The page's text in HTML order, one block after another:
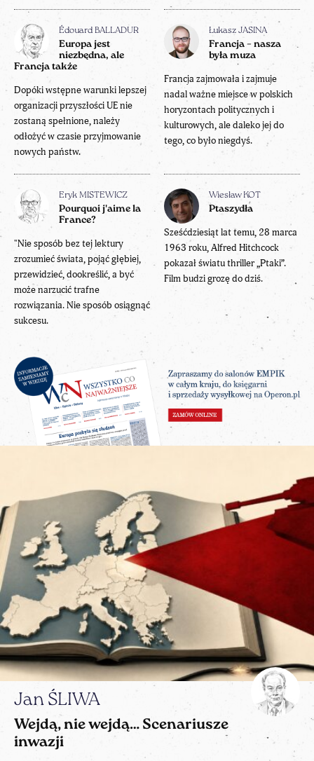
Édouard BALLADUR
Europa jest
niezbędna, ale
Francja także
Dopóki wstępne warunki lepszej
organizacji przyszłości UE nie
zostaną spełnione, należy
odłożyć w czasie przyjmowanie
nowych państw.
Łukasz JASINA
Francja – nasza
była muza
Francja zajmowała i zajmuje
nadal ważne miejsce w polskich
horyzontach politycznych i
kulturowych, ale daleko jej do
tego, co było niegdyś.
Eryk MISTEWICZ
Pourquoi j'aime la
France?
"Nie sposób bez tej lektury
zrozumieć świata, pojąć głębiej,
przewidzieć, dookreślić, a być
może narzucić trafne
rozwiązania. Nie sposób osiągnąć
sukcesu.
Wiesław KOT
Ptaszydła
Sześćdziesiąt lat temu, 28 marca
1963 roku, Alfred Hitchcock
pokazał światu thriller „Ptaki”.
Film budzi grozę do dziś.
Jan ŚLIWA
Wejdą, nie wejdą… Scenariusze
inwazji